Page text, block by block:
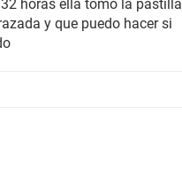
horas ella tomo la pastilla
y que puedo hacer si